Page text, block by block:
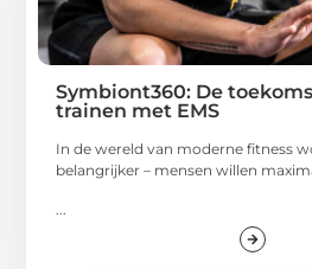
Symbiont360: De
trainen met EMS
In de wereld van moderne fitness
belangrijker – mensen willen